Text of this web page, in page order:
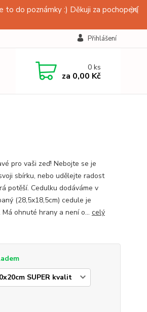
to do poznámky :) Děkuji za pochopení
Přihlášení
0ks
za 0,00 Kč
pro vaši zeď! Nebojte se je
sbírku, nebo udělejte radost
potěší. Cedulku dodáváme v
(28,5x18,5cm) cedule je
ohnuté hrany a není o... celý